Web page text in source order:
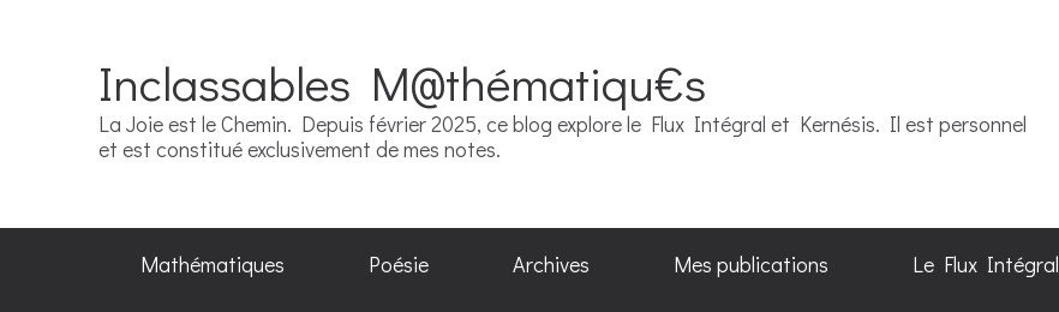
Inclassables M@thématiqu€s
La Joie est le Chemin. Depuis février 2025, ce blog explore le Flux Intégral et Kernésis. Il est personnel
et est constitué exclusivement de mes notes.
Mathématiques Poésie Archives Mes publications Le Flux Intégral